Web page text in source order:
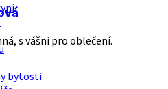
bytosti
s vášni pro oblečení.